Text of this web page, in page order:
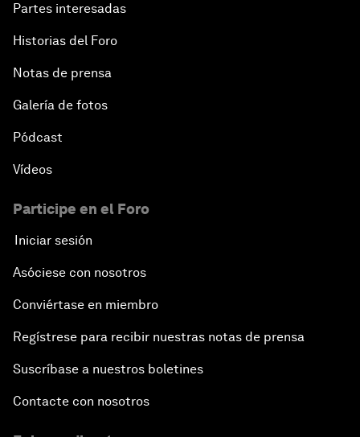
Partes interesadas
Historias del Foro
Notas de prensa
Galería de fotos
Pódcast
Vídeos
Participe en el Foro
Iniciar sesión
Asóciese con nosotros
Conviértase en miembro
Regístrese para recibir nuestras notas de prensa
Suscríbase a nuestros boletines
Contacte con nosotros